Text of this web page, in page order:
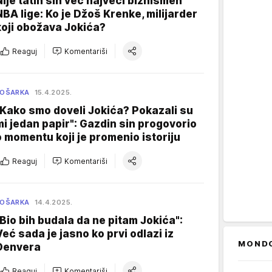
lige: Ko je Džoš Krenke, milijarder
obožava Jokića?
Reaguj Komentariši
15.4.2025.
smo doveli Jokića? Pokazali su
jedan papir": Gazdin sin progovorio
momentu koji je promenio istoriju
Reaguj Komentariši
14.4.2025.
bih budala da ne pitam Jokića":
sada je jasno ko prvi odlazi iz